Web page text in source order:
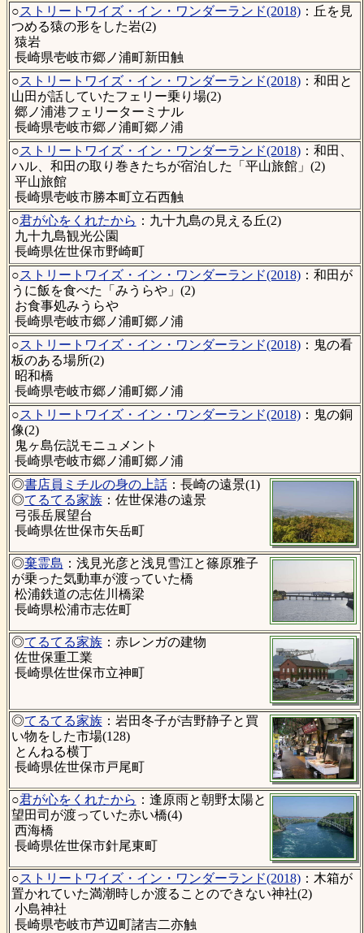
○ストリートワイズ・イン・ワンダーランド(2018)：丘を見
つめる猿の形をした岩(2)
猿岩
長崎県壱岐市郷ノ浦町新田触
○ストリートワイズ・イン・ワンダーランド(2018)：和田と
山田が話していたフェリー乗り場(2)
郷ノ浦港フェリーターミナル
長崎県壱岐市郷ノ浦町郷ノ浦
○ストリートワイズ・イン・ワンダーランド(2018)：和田、
ハル、和田の取り巻きたちが宿泊した「平山旅館」(2)
平山旅館
長崎県壱岐市勝本町立石西触
○君が心をくれたから ：九十九島の見える丘(2)
九十九島観光公園
長崎県佐世保市野崎町
○ストリートワイズ・イン・ワンダーランド(2018)：和田が
うに飯を食べた「みうらや」(2)
お食事処みうらや
長崎県壱岐市郷ノ浦町郷ノ浦
○ストリートワイズ・イン・ワンダーランド(2018)：鬼の看
板のある場所(2)
昭和橋
長崎県壱岐市郷ノ浦町郷ノ浦
○ストリートワイズ・イン・ワンダーランド(2018)：鬼の銅
像(2)
鬼ヶ島伝説モニュメント
長崎県壱岐市郷ノ浦町郷ノ浦
◎書店員ミチルの身の上話：長崎の遠景(1)
◎てるてる家族：佐世保港の遠景
弓張岳展望台
長崎県佐世保市矢岳町
◎棄霊島 ：浅見光彦と浅見雪江と篠原雅子
が乗った気動車が渡っていた橋
松浦鉄道の志佐川橋梁
長崎県松浦市志佐町
◎てるてる家族：赤レンガの建物
佐世保重工業
長崎県佐世保市立神町
◎てるてる家族：岩田冬子が吉野静子と買
い物をした市場(128)
とんねる横丁
長崎県佐世保市戸尾町
○君が心をくれたから ：逢原雨と朝野太陽と
望田司が渡っていた赤い橋(4)
西海橋
長崎県佐世保市針尾東町
○ストリートワイズ・イン・ワンダーランド(2018)：木箱が
置かれていた満潮時しか渡ることのできない神社(2)
小島神社
長崎県壱岐市芦辺町諸吉二亦触